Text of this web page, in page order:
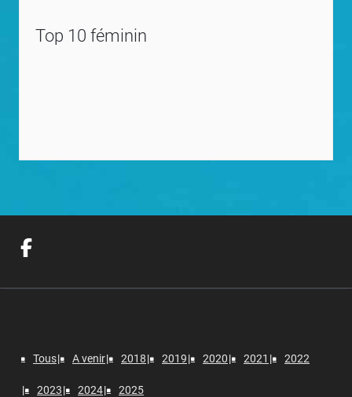
Top 10 féminin
Tous A venir 2018 2019 2020 2021 2022
2023 2024 2025